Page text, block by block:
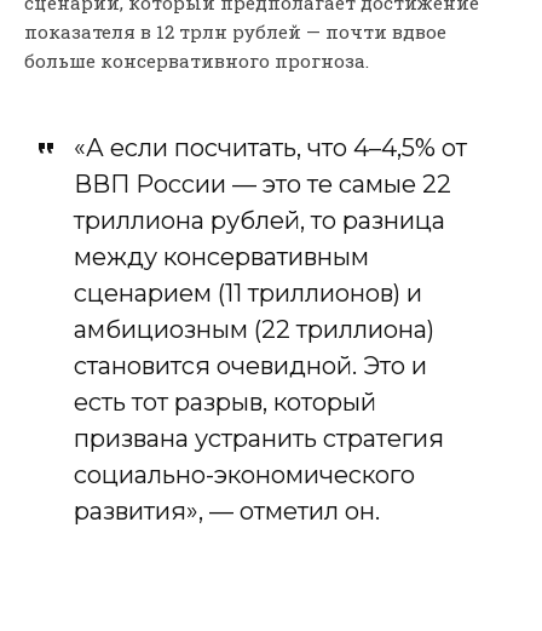
показателя в 12 трлн рублей — почти вдвое
больше консервативного прогноза.
«А если посчитать, что 4–4,5% от
ВВП России — это те самые 22
триллиона рублей, то разница
между консервативным
сценарием (11 триллионов) и
амбициозным (22 триллиона)
становится очевидной. Это и
есть тот разрыв, который
призвана устранить стратегия
социально-экономического
развития», — отметил он.